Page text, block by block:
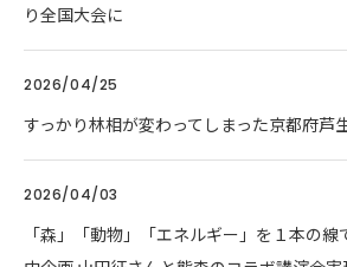
り全国大会に
2026/04/25
すっかり林相が変わってしまった京都府芦
2026/04/03
「森」「動物」「エネルギー」を１本の